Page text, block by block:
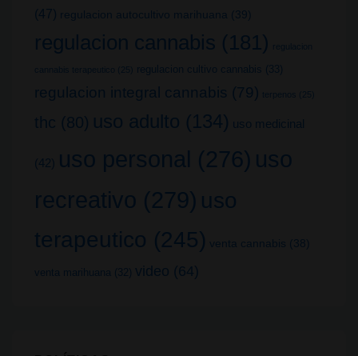
(47) regulacion autocultivo marihuana (39)
regulacion cannabis (181) regulacion
cannabis terapeutico (25) regulacion cultivo cannabis (33)
regulacion integral cannabis (79) terpenos (25)
thc (80) uso adulto (134) uso medicinal
(42) uso personal (276) uso
recreativo (279) uso
terapeutico (245) venta cannabis (38)
venta marihuana (32) video (64)